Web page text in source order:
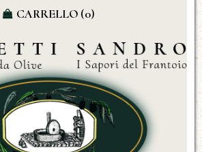
CARRELLO (0)